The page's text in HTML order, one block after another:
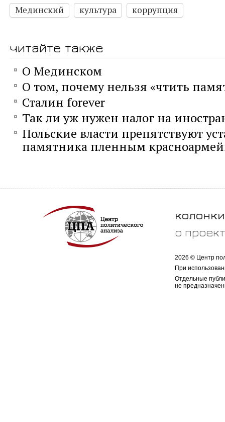
Мединский культура коррупция
читайте также
О Мединском
О том, почему нельзя «чтить
Сталин forever
Так ли уж нужен налог на
Польские власти препятствуют
памятника пленным
колонки
о
2026 © Центр
При
Отдельные
не